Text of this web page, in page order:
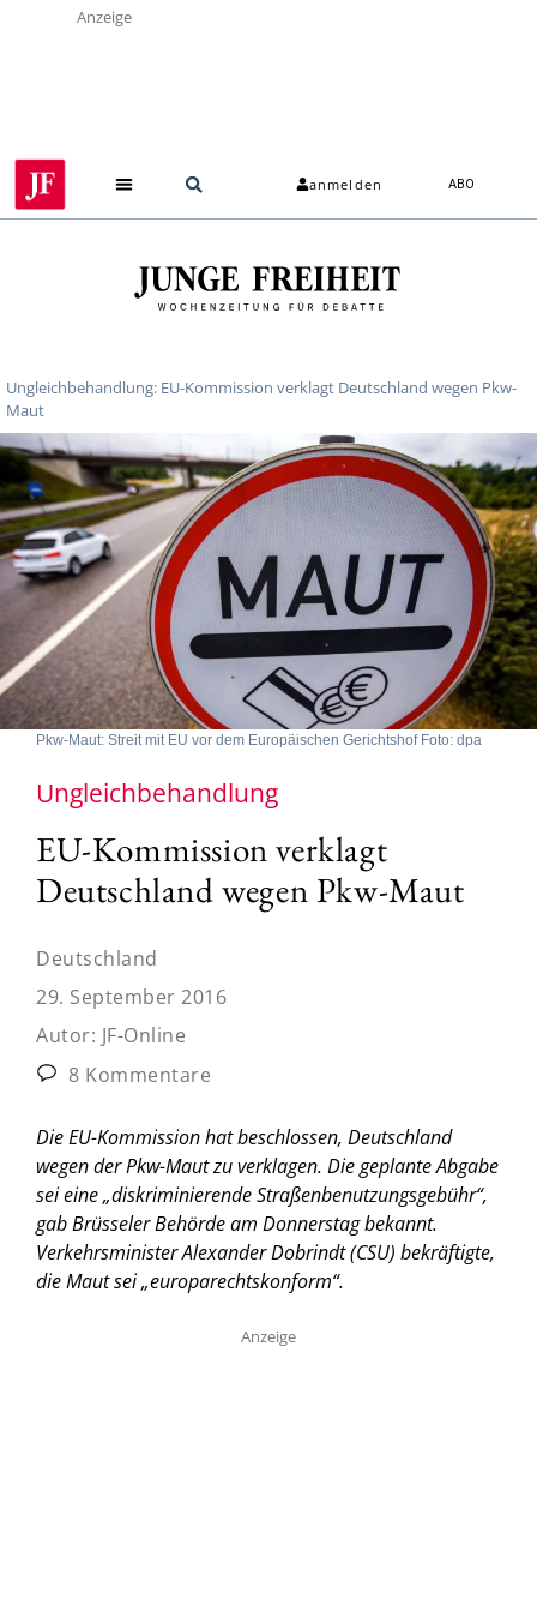
Anzeige
anmelden ABO
Ungleichbehandlung: EU-Kommission verklagt Deutschland wegen Pkw-
Maut
Pkw-Maut: Streit mit EU vor dem Europäischen Gerichtshof Foto: dpa
Ungleichbehandlung
EU-Kommission verklagt
Deutschland wegen Pkw-Maut
Deutschland
29. September 2016
Autor: JF-Online
8 Kommentare
Die EU-Kommission hat beschlossen, Deutschland
wegen der Pkw-Maut zu verklagen. Die geplante Abgabe
sei eine „diskriminierende Straßenbenutzungsgebühr“,
gab Brüsseler Behörde am Donnerstag bekannt.
Verkehrsminister Alexander Dobrindt (CSU) bekräftigte,
die Maut sei „europarechtskonform“.
Anzeige